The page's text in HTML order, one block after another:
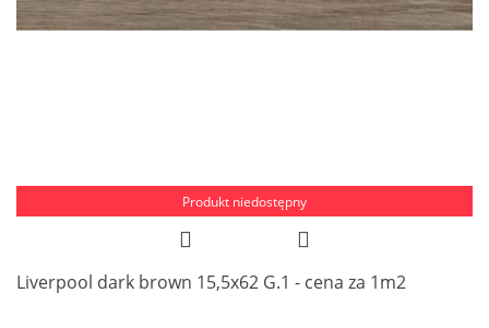
Produkt niedostępny
Liverpool dark brown 15,5x62 G.1 - cena za 1m2